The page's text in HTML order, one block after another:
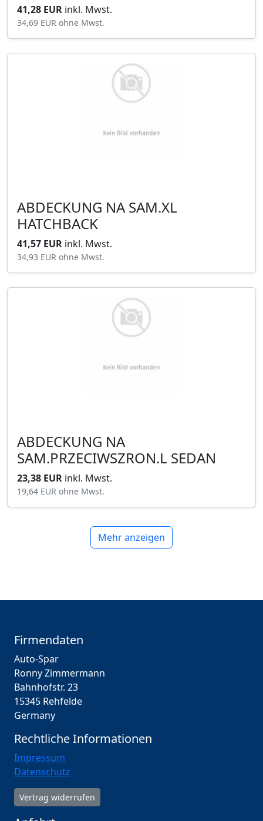
41,28 EUR inkl. Mwst.
34,69 EUR ohne Mwst.
ABDECKUNG NA SAM.XL
HATCHBACK
41,57 EUR inkl. Mwst.
34,93 EUR ohne Mwst.
ABDECKUNG NA
SAM.PRZECIWSZRON.L SEDAN
23,38 EUR inkl. Mwst.
19,64 EUR ohne Mwst.
Mehr anzeigen
Firmendaten
Auto-Spar
Ronny Zimmermann
Bahnhofstr. 23
15345 Rehfelde
Germany
Rechtliche Informationen
Impressum
Datenschutz
Vertrag widerrufen